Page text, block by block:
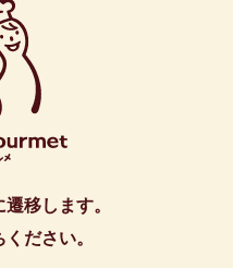
移します。
ださい。